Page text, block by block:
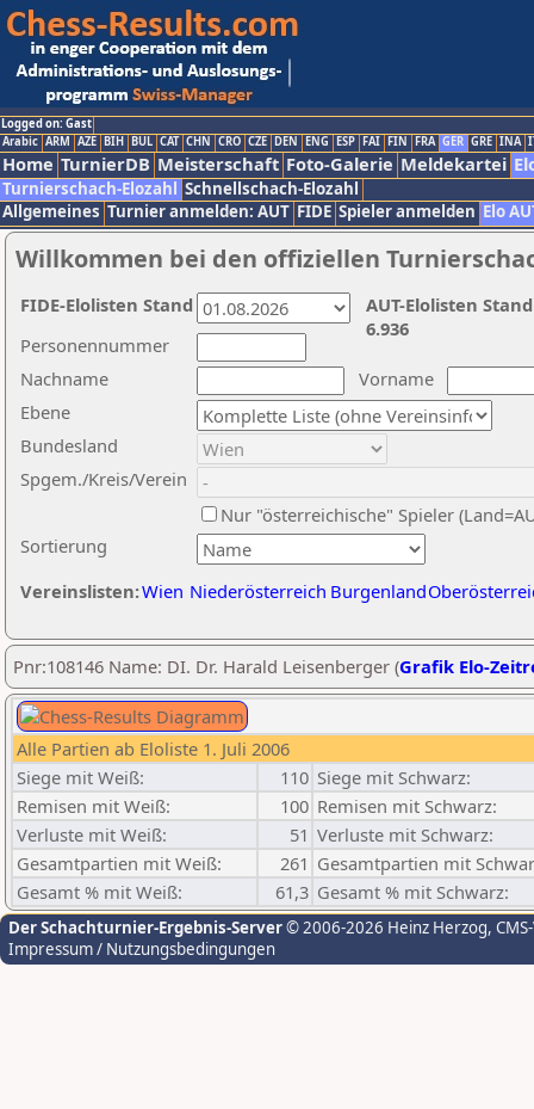
Logged on: Gast
Arabic ARM AZE BIH BUL CAT CHN CRO CZE DEN ENG ESP FAI FIN FRA GER GRE INA
Home TurnierDB Meisterschaft Foto-Galerie Meldekartei
Turnierschach-Elozahl Schnellschach-Elozahl
Allgemeines Turnier anmelden: AUT FIDE Spieler anmelden Elo
Willkommen bei den offiziellen
Nachname
Vorname
Ebene
Sortierung
Personennummer
Bundesland
Spgem./Kreis/Verein
Nur "österreichische" Spieler
Vereinslisten:Wien Niederösterreich Burgenland
AUT-Elolisten
6.936
FIDE-Elolisten Stand
Pnr:108146 Name: DI. Dr. Harald Leisenberger (Grafik Elo-
Alle Partien ab Eloliste 1. Juli 2006
Siege mit Weiß:
110 Siege mit Schwarz:
Remisen mit Weiß:
100 Remisen mit Schwarz:
Verluste mit Weiß:
51 Verluste mit Schwarz:
Gesamtpartien mit Weiß:
261 Gesamtpartien mit
Gesamt % mit Weiß:
61,3 Gesamt % mit Schwarz:
Der Schachturnier-Ergebnis-Server© 2006-2026 Heinz Herzog,
Impressum / Nutzungsbedingungen